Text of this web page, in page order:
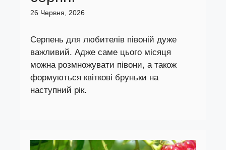
26 Червня, 2026
Серпень для любителів півоній дуже
важливий. Адже саме цього місяця
можна розмножувати півони, а також
формуються квіткові бруньки на
наступний рік.